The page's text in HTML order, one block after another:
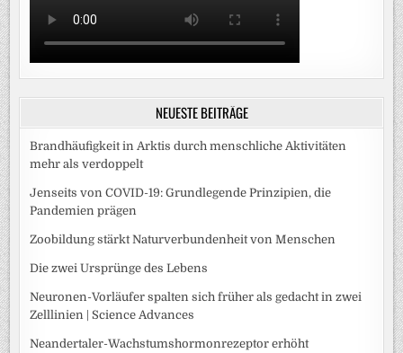
NEUESTE BEITRÄGE
Brandhäufigkeit in Arktis durch menschliche Aktivitäten
mehr als verdoppelt
Jenseits von COVID-19: Grundlegende Prinzipien, die
Pandemien prägen
Zoobildung stärkt Naturverbundenheit von Menschen
Die zwei Ursprünge des Lebens
Neuronen-Vorläufer spalten sich früher als gedacht in zwei
Zelllinien | Science Advances
Neandertaler-Wachstumshormonrezeptor erhöht